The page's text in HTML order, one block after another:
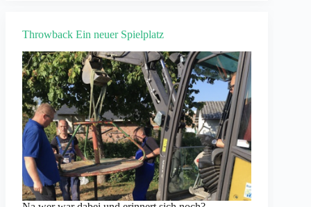
Throwback Ein neuer Spielplatz